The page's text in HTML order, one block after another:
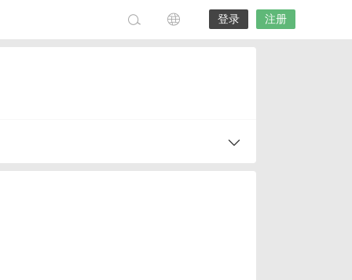
登录 注册